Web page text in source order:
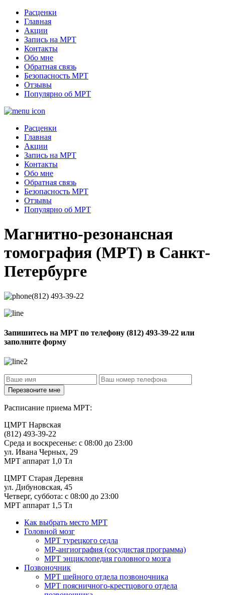
Расценки
Главная
Акции
Запись на МРТ
Контакты
Обо мне
Обратная связь
Безопасность МРТ
Отзывы
Популярно об МРТ
Расценки
Главная
Акции
Запись на МРТ
Контакты
Обо мне
Обратная связь
Безопасность МРТ
Отзывы
Популярно об МРТ
Магнитно-резонансная
томография (МРТ) в Санкт-
Петербурге
(812) 493-39-22
Запишитесь на МРТ по телефону (812) 493-39-22 или
заполните форму
Расписание приема МРТ:
ЦМРТ Нарвская
(812) 493-39-22
Среда и воскресенье: с 08:00 до 23:00
ул. Ивана Черных, 29
МРТ аппарат 1,0 Тл
ЦМРТ Старая Деревня
ул. Дибуновская, 45
Четверг, суббота: с 08:00 до 23:00
МРТ аппарат 1,5 Тл
Как выбрать место МРТ
Головной мозг
МРТ турецкого седла
МР-ангиография (сосудистая программа)
МРТ энциклопедия головного мозга
Позвоночник
МРТ шейного отдела позвоночника
МРТ поясничного-крестцового отдела